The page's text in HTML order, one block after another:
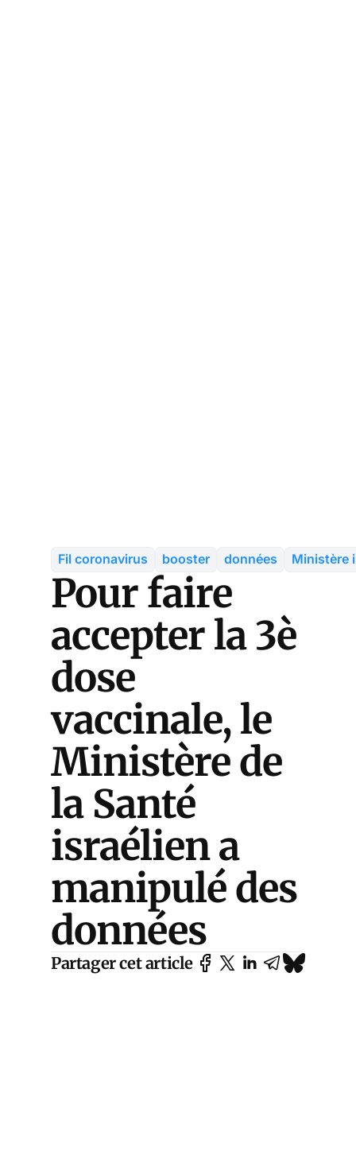
Fil coronavirus booster données Ministère
Pour faire
accepter la 3è
dose
vaccinale, le
Ministère de
la Santé
israélien a
manipulé des
données
Partager cet article